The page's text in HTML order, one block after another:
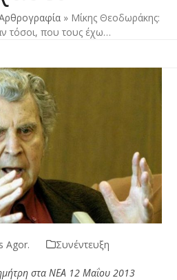
» Mίκης Θεοδωράκης:
τόσοι, που τους έχω…
Agor. Συνέντευξη
στα ΝΕΑ 12 Μαΐου 2013